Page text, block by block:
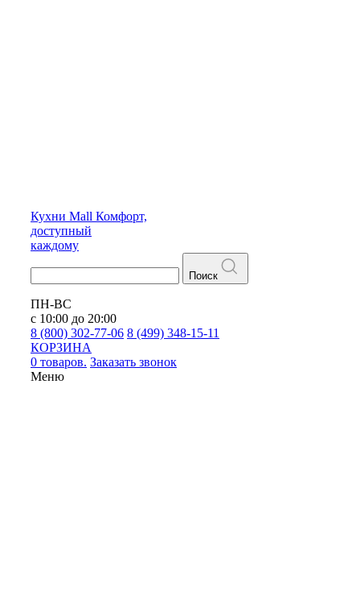
Кухни Mall Комфорт,
доступный
каждому
Поиск
ПН-ВС
с 10:00 до 20:00
8 (800) 302-77-06 8 (499) 348-15-11
КОРЗИНА
0 товаров. Заказать звонок
Меню